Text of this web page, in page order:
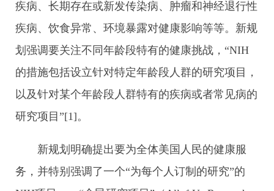
疾病、长期存在或新发传染病、肿瘤和神经退行性
疾病、饮食异常、环境暴露对健康影响等等。新规
划强调要关注不同年龄段特有的健康挑战，“NIH
的措施包括设立针对特定年龄段人群的研究项目，
以及针对某个年龄段人群特有的疾病或者常见病的
研究项目”[1]。
新规划明确提出要为全体美国人民的健康服
务，并特别强调了一个“为每个人订制的研究”的